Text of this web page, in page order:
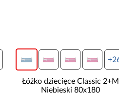
Łóżko dziecięce Classic 2+M
Niebieski 80x180